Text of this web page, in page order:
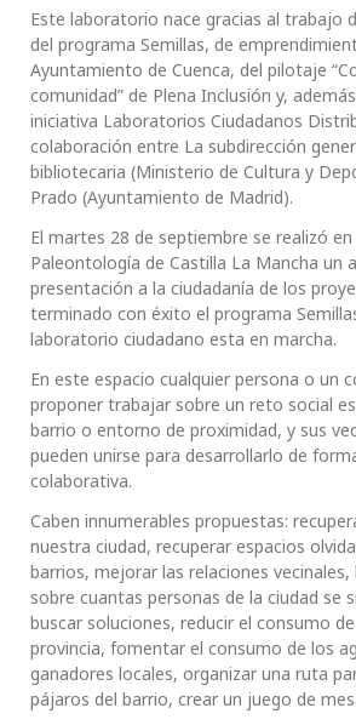
Este laboratorio nace gracias al trabajo
del programa Semillas, de
Ayuntamiento de Cuenca, del pilotaje
comunidad” de Plena Inclusión y,
iniciativa Laboratorios Ciudadanos
colaboración entre La subdirección
bibliotecaria (Ministerio de Cultura y
Prado (Ayuntamiento de Madrid).
El martes 28 de septiembre se realizó
Paleontología de Castilla La Mancha un
presentación a la ciudadanía de los
terminado con éxito el programa
laboratorio ciudadano esta en marcha.
En este espacio cualquier persona o un
proponer trabajar sobre un reto social
barrio o entorno de proximidad, y sus
pueden unirse para desarrollarlo de
colaborativa.
Caben innumerables propuestas:
nuestra ciudad, recuperar espacios
barrios, mejorar las relaciones
sobre cuantas personas de la ciudad se
buscar soluciones, reducir el consumo
provincia, fomentar el consumo de los
ganadores locales, organizar una ruta
pájaros del barrio, crear un juego de